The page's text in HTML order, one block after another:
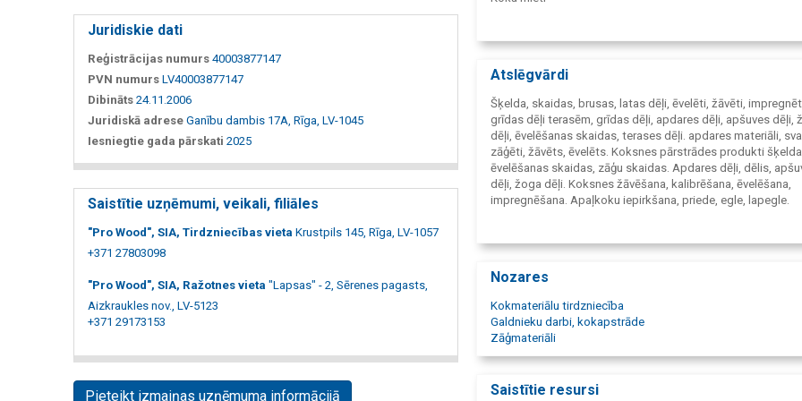
Juridiskie dati
Reģistrācijas numurs 40003877147
PVN numurs LV40003877147
Dibināts 24.11.2006
Juridiskā adrese Ganību dambis 17A, Rīga, LV-1045
Iesniegtie gada pārskati 2025
Saistītie uzņēmumi, veikali, filiāles
"Pro Wood", SIA, Tirdzniecības vieta Krustpils 145, Rīga, LV-1057
+371 27803098
"Pro Wood", SIA, Ražotnes vieta "Lapsas" - 2, Sērenes pagasts,
Aizkraukles nov., LV-5123
+371 29173153
Pieteikt izmaiņas uzņēmuma informācijā
Terases dēļi
Grīdas dēļi
Žogu dēļi
Pirts dēļi
Celtniecības materiāli:
OSB plāksnes
Minerālvate
Hidroizolācijas plēve
Apkure:
Kokskaidu granulas 6mm un 8mm
Atslēgvārdi
Šķelda, skaidas, brusas, latas dēļi, ēvelēti, žāvēti,
grīdas dēļi terasēm, grīdas dēļi, apdares dēļi, apšuves dēļi,
dēļi, ēvelēšanas skaidas, terases dēļi. apdares materiāli,
zāģēti, žāvēts, ēvelēts. Koksnes pārstrādes produkti šķelda,
ēvelēšanas skaidas, zāģu skaidas. Apdares dēļi, dēlis,
dēļi, žoga dēļi. Koksnes žāvēšana, kalibrēšana, ēvelēšana,
impregnēšana. Apaļkoku iepirkšana, priede, egle, lapegle.
Zāģmateriālu iepirkšana. Malka, Apkures ogles. kokskaidu
Nozares
Kokmateriālu tirdzniecība
Galdnieku darbi, kokapstrāde
Zāģmateriāli
Saistītie resursi